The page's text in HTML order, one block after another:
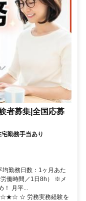
者募集|全国応募
勤務手当あり
勤務日数：1ヶ月あた
働時間／1日8h） ※メ
！ 月平...
☆ 労務実務経験を